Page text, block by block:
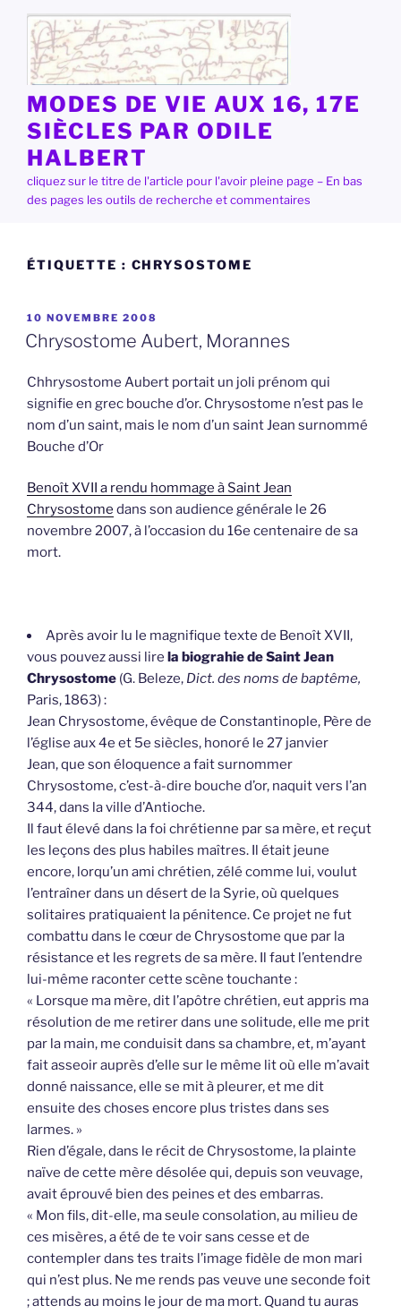
contenu
principal
MODES DE VIE AUX 16, 17E
SIÈCLES PAR ODILE
HALBERT
cliquez sur le titre de l'article pour l'avoir pleine page – En bas
des pages les outils de recherche et commentaires
ÉTIQUETTE : CHRYSOSTOME
PUBLIÉ
LE
10 NOVEMBRE 2008
Chrysostome Aubert, Morannes
Chhrysostome Aubert portait un joli prénom qui
signifie en grec bouche d’or. Chrysostome n’est pas le
nom d’un saint, mais le nom d’un saint Jean surnommé
Bouche d’Or
Benoît XVII a rendu hommage à Saint Jean
Chrysostome dans son audience générale le 26
novembre 2007, à l’occasion du 16e centenaire de sa
mort.
Après avoir lu le magnifique texte de Benoît XVII,
vous pouvez aussi lire la biograhie de Saint Jean
Chrysostome (G. Beleze, Dict. des noms de baptême,
Paris, 1863) :
Jean Chrysostome, évêque de Constantinople, Père de
l’église aux 4e et 5e siècles, honoré le 27 janvier
Jean, que son éloquence a fait surnommer
Chrysostome, c’est-à-dire bouche d’or, naquit vers l’an
344, dans la ville d’Antioche.
Il faut élevé dans la foi chrétienne par sa mère, et reçut
les leçons des plus habiles maîtres. Il était jeune
encore, lorqu’un ami chrétien, zélé comme lui, voulut
l’entraîner dans un désert de la Syrie, où quelques
solitaires pratiquaient la pénitence. Ce projet ne fut
combattu dans le cœur de Chrysostome que par la
résistance et les regrets de sa mère. Il faut l’entendre
lui-même raconter cette scène touchante :
« Lorsque ma mère, dit l’apôtre chrétien, eut appris ma
résolution de me retirer dans une solitude, elle me prit
par la main, me conduisit dans sa chambre, et, m’ayant
fait asseoir auprès d’elle sur le même lit où elle m’avait
donné naissance, elle se mit à pleurer, et me dit
ensuite des choses encore plus tristes dans ses
larmes. »
Rien d’égale, dans le récit de Chrysostome, la plainte
naïve de cette mère désolée qui, depuis son veuvage,
avait éprouvé bien des peines et des embarras.
« Mon fils, dit-elle, ma seule consolation, au milieu de
ces misères, a été de te voir sans cesse et de
contempler dans tes traits l’image fidèle de mon mari
qui n’est plus. Ne me rends pas veuve une seconde foit
; attends au moins le jour de ma mort. Quand tu auras